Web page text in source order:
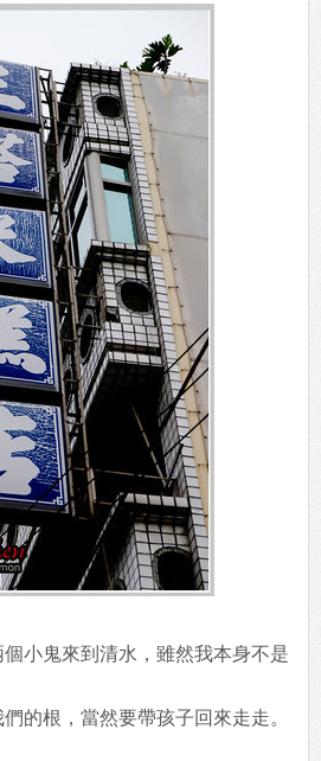
小鬼來到清水，雖然我本身不是
的根，當然要帶孩子回來走走。